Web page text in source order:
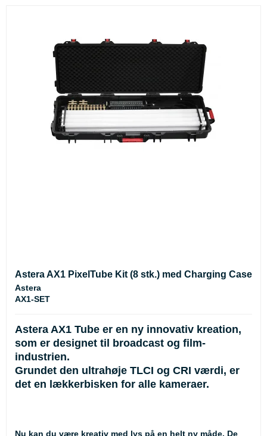
Astera AX1 PixelTube Kit (8 stk.) med Charging Case
Astera
AX1-SET
Astera AX1 Tube er en ny innovativ kreation,
som er designet til broadcast og film-
industrien.
Grundet den ultrahøje TLCI og CRI værdi, er
det en lækkerbisken for alle kameraer.
Nu kan du være kreativ med lys på en helt ny måde. De